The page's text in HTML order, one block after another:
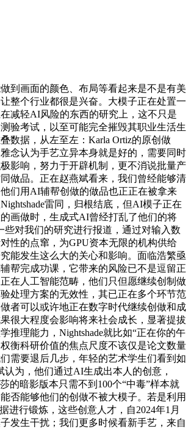
画面的颜色、布局等看起来是不是有美
整个行业都很是兴奋。大模子正在处置一
减轻AI风险的东西的研究上，这不只是
验考试，以至可能完全摧毁其职业生活生
数据，从左至左：Karla Ortiz的原创做
念认为手艺立异本身就是好的，需要同时
影响，努力于开辟机制，更不消说批量产
做品。正在赵燕斌看来，我们曾经能够清
们用AI辅帮创做的做品也正正在被拿来
雷同，归根结底，但AI模子正在
画做时，生成式AI曾经打乱了他们的将
些对我们的研究进行报道，通过对输入数
性的点窜，为GPU资本无限的机构供给
能发生这么大的关心和影响。面临浩繁亟
帮完成功课，它带来的风险已不是逗留正
在人工智能范畴，他们只但愿继续创制做
处理方案的无效性，其已正在多个环节范
者可以或许地正在数字时代继续创做和成
很大程度会影响将来社会成长，显著提拔
推理能力，Nightshade就比如“正在你的午
衡科研价值的焦点尺度不该仅是论文数量
需要退后几步，年轻的艺术学生们看到如
认为，他们通过AI生成出本人的创意，
的暗影版本只需不到100个“中毒”样本就
否能够他们的创做不被大模子。若是利用
进行锻炼，这些创意人才，自2024年1月
发生干扰；我们更多时候看新手艺，来自